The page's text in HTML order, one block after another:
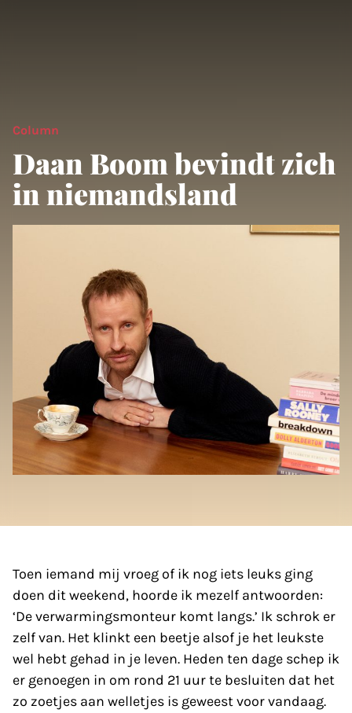
Column
Daan Boom bevindt zich
in niemandsland
Toen iemand mij vroeg of ik nog iets leuks ging
doen dit weekend, hoorde ik mezelf antwoorden:
‘De verwarmingsmonteur komt langs.’ Ik schrok er
zelf van. Het klinkt een beetje alsof je het leukste
wel hebt gehad in je leven. Heden ten dage schep ik
er genoegen in om rond 21 uur te besluiten dat het
zo zoetjes aan welletjes is geweest voor vandaag.